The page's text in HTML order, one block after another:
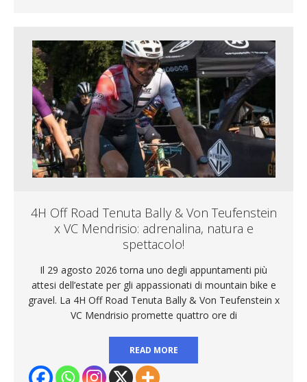
4H Off Road Tenuta Bally & Von Teufenstein
x VC Mendrisio: adrenalina, natura e
spettacolo!
Il 29 agosto 2026 torna uno degli appuntamenti più
attesi dell’estate per gli appassionati di mountain bike e
gravel. La 4H Off Road Tenuta Bally & Von Teufenstein x
VC Mendrisio promette quattro ore di
READ MORE